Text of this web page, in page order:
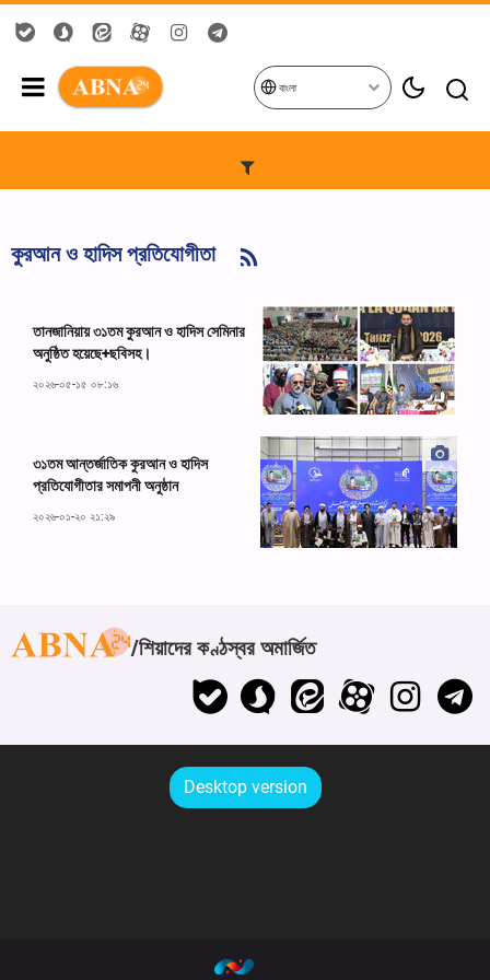
বাংলা
কুরআন ও হাদিস প্রতিযোগীতা
তানজানিয়ায় ৩১তম কুরআন ও হাদিস সেমিনার
অনুষ্ঠিত হয়েছে+ছবিসহ।
২০২৬-০৫-১৫ ০৮:১৬
৩১তম আন্তর্জাতিক কুরআন ও হাদিস
প্রতিযোগীতার সমাপনী অনুষ্ঠান
২০২৬-০১-২০ ২১:২৯
শিয়াদের কণ্ঠস্বর অমার্জিত
Desktop version